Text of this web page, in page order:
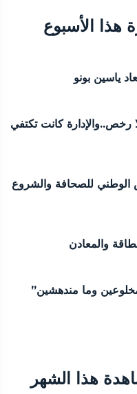
هذا الأسبوع
ياسين بونو
بلا رخص..والإدارة كانت تكتفي
الوطني للصحافة والشروع
والمعادن
وما مندهشين”
هذا الشهر